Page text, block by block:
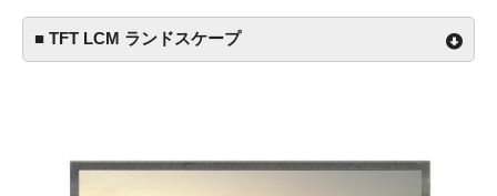
【省エネ革新】超低消費電力 反射型TFT液晶モジュール
■ TFT LCM ランドスケープ